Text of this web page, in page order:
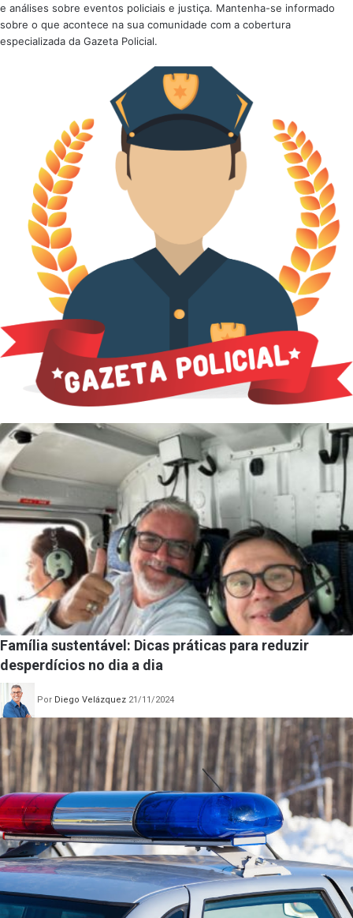
e análises sobre eventos policiais e justiça. Mantenha-se informado
sobre o que acontece na sua comunidade com a cobertura
especializada da Gazeta Policial.
Família sustentável: Dicas práticas para reduzir
desperdícios no dia a dia
Por Diego Velázquez 21/11/2024